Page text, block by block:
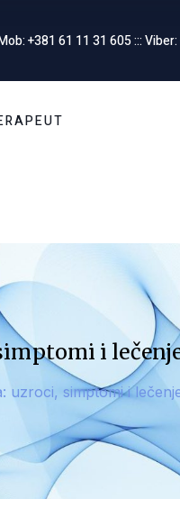
+381 61 11 31 605 :::
i
uzroci, simptomi i